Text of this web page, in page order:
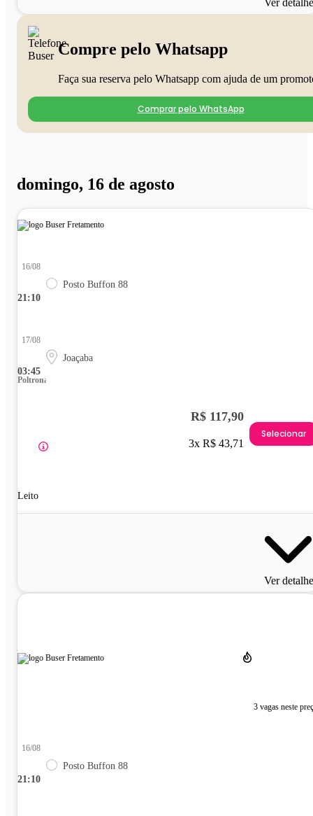
Ver
Compre pelo Whatsapp
Faça sua reserva pelo Whatsapp com ajuda de um
Comprar pelo WhatsApp
domingo, 16 de agosto
21:10
16/08
Posto Buffon 88
03:45
17/08
Joaçaba
Poltrona
Leito
R$ 117,90
3x R$ 43,71
Selecionar
Ver
3 vagas neste
21:10
16/08
Posto Buffon 88